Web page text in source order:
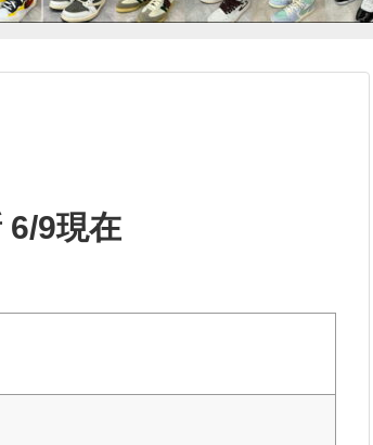
6/9現在